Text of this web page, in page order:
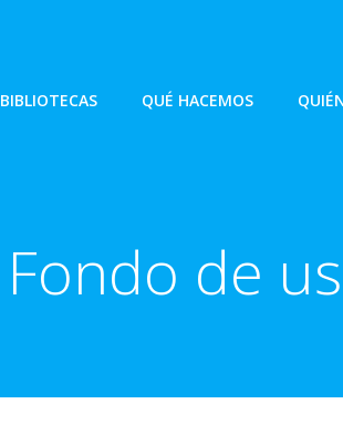
BIBLIOTECAS QUÉ HACEMOS
Fondo de